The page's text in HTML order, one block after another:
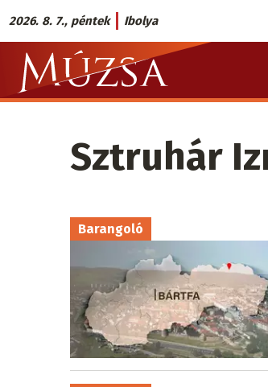
Ugrás
a
tartalomra
2026. 8. 7., péntek Ibolya
Múzsa.sk
fő
navigáció
Sztruhár
Barangoló